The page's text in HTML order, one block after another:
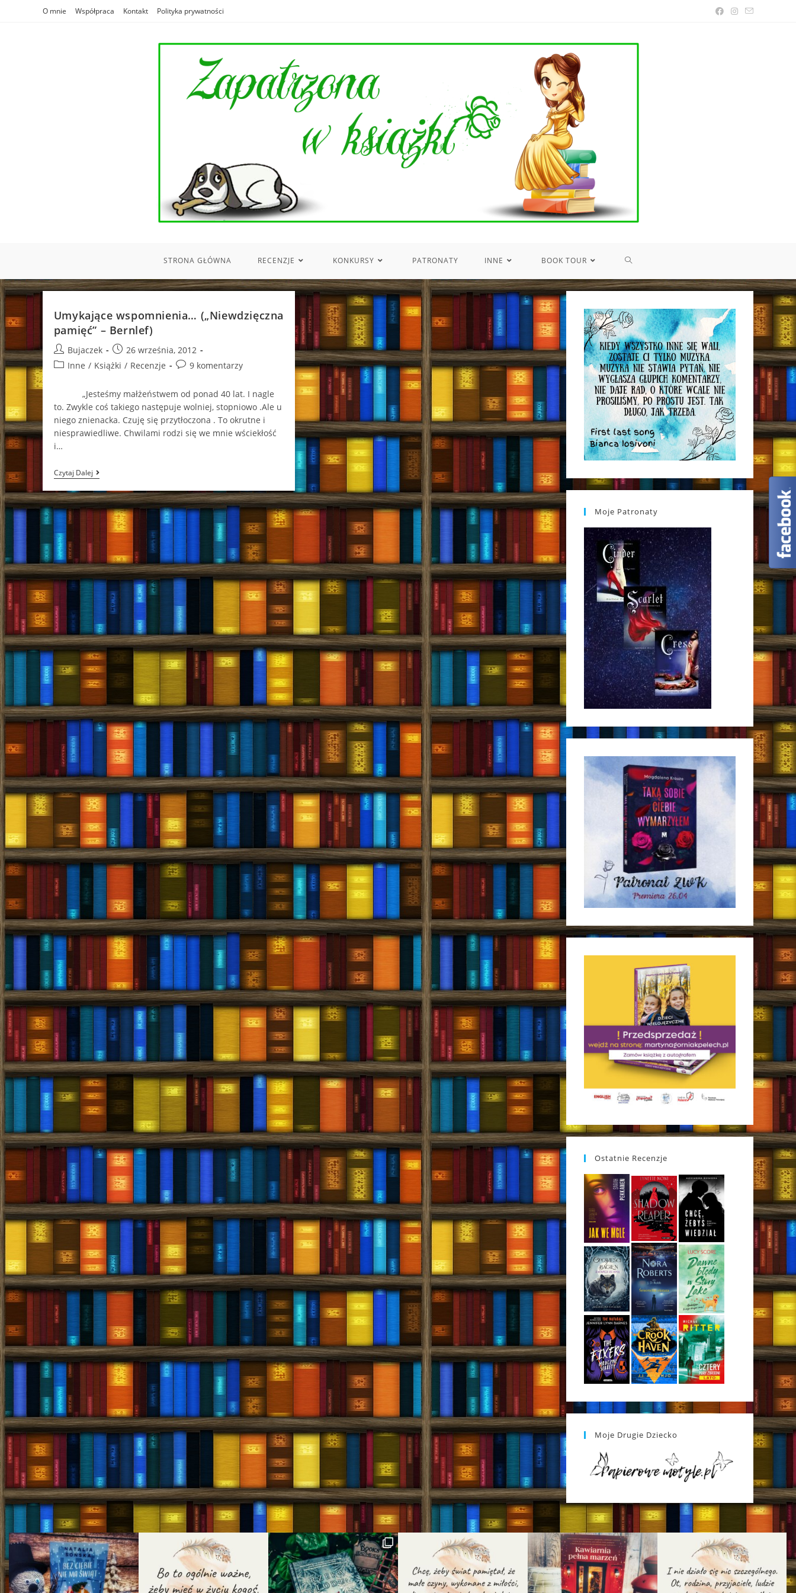
O mnie Współpraca Kontakt Polityka prywatności
STRONA GŁÓWNA RECENZJE KONKURSY PATRONATY INNE BOOK TOUR TOGGLE
SEARCH
Umykające wspomnienia… („Niewdzięczna
pamięć” – Bernlef)
Post
author:
Bujaczek
Post
published:
26 września, 2012
PostInne / Książki / Recenzje
Post9 komentarzy
„Jesteśmy małżeństwem od ponad 40 lat. I nagle
to. Zwykle coś takiego następuje wolniej, stopniowo .Ale u
niego znienacka. Czuję się przytłoczona . To okrutne i
niesprawiedliwe. Chwilami rodzi się we mnie wściekłość
i…
Czytaj DalejUmykające
Wspomnienia…
(„Niewdzięczna
Pamięć”
–
Bernlef)
Moje Patronaty
Ostatnie Recenzje
Moje Drugie Dziecko